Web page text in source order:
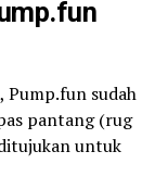
Pump.fun sudah
pantang (rug
untuk